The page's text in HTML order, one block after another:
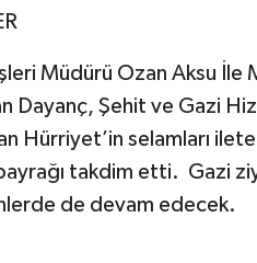
Müdürü Ozan Aksu İle
Dayanç, Şehit ve Gazi
Hürriyet’in selamları
bayrağı takdim etti. Gazi
de devam edecek.